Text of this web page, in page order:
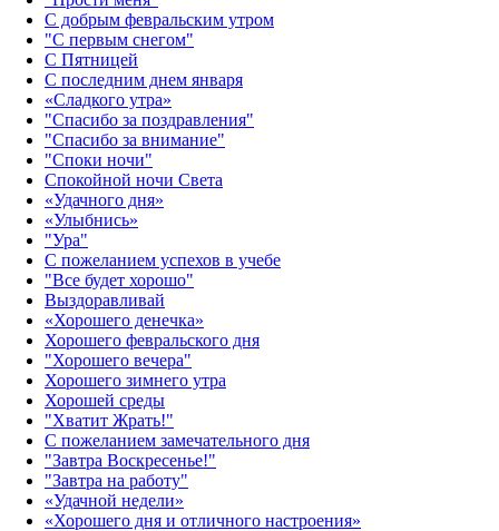
С добрым февральским утром
"С первым снегом"
С Пятницей
С последним днем января
«Сладкого утра»‎
"Спасибо за поздравления"
"Спасибо за внимание"
"Споки ночи"
Спокойной ночи Света
«Удачного дня»‎
«Улыбнись»‎
"Ура"
С пожеланием успехов в учебе
"Все будет хорошо"
Выздоравливай
«‎Хорошего денечка»‎
Хорошего февральского дня
"Хорошего вечера"
Хорошего зимнего утра
Хорошей среды
"Хватит Жрать!"
С пожеланием замечательного дня
"Завтра Воскресенье!"
"Завтра на работу"
«Удачной недели»‎
«Хорошего дня и отличного настроения»‎